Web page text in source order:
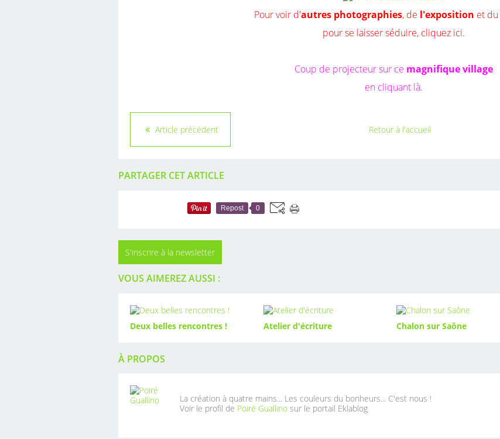
Pour voir d'autres photographies, de l'exposition et du
pour se laisser séduire, cliquez ici.
Coup de projecteur sur ce magnifique village
en cliquant là.
Article précédent Retour à l'accueil
PARTAGER CET ARTICLE
Repost 0
S'inscrire à la newsletter
VOUS AIMEREZ AUSSI :
Deux belles rencontres ! Atelier d'écriture Chalon sur Saône
À PROPOS
La création à quatre mains... Les couleurs du bonheurs... C'est nous !
Voir le profil de Poiré Guallino sur le portail Eklablog